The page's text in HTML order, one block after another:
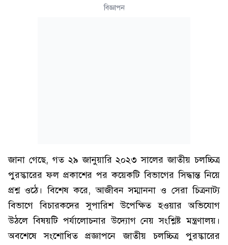
বিজ্ঞাপন
জানা গেছে, গত ২৯ জানুয়ারি ২০২৩ সালের জাতীয় চলচ্চিত্র
পুরস্কারের ফল প্রকাশের পর কয়েকটি বিভাগের সিদ্ধান্ত নিয়ে
প্রশ্ন ওঠে। বিশেষ করে, আজীবন সম্মাননা ও সেরা চিত্রনাট্য
বিভাগে বিচারকদের সুপারিশ উপেক্ষিত হওয়ার অভিযোগ
উঠলে বিষয়টি পর্যালোচনার উদ্যোগ নেয় সংশ্লিষ্ট মন্ত্রণালয়।
অবশেষে সংশোধিত প্রজ্ঞাপনে জাতীয় চলচ্চিত্র পুরস্কারের